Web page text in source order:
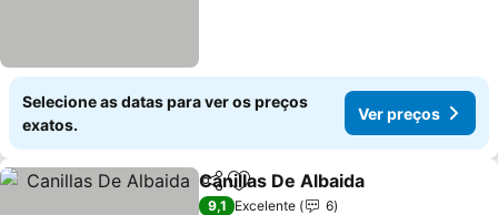
Selecione as datas para ver os preços
exatos.
Ver preços
PartilharAdicionar aos favoritos
Canillas De Albaida
9,1 Excelente
6